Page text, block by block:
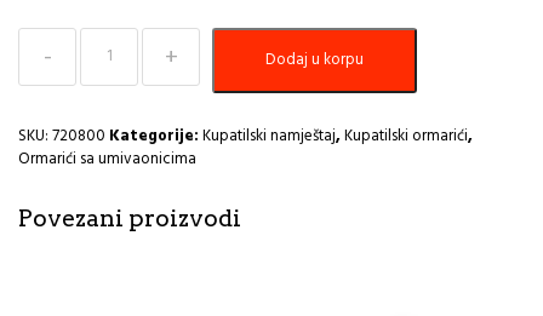
Kupatilski
ormarić
PVC
umivaonikom
baza
QILONG
Dodaj u korpu
SKU:720800 Kategorije:Kupatilski namještaj,Kupatilski ormarići,
Ormarići sa umivaonicima
Povezani proizvodi